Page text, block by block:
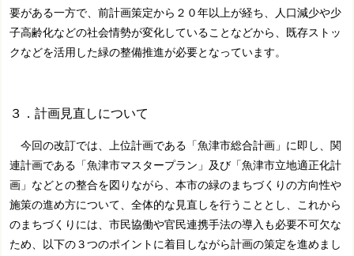
要がある一方で、前計画策定から２０年以上が経ち、人口減少や少
子高齢化などの社会情勢が変化していることなどから、既存ストッ
クなどを活用した緑の整備推進が必要となっています。
３．計画見直しについて
今回の改訂では、上位計画である「魚津市総合計画」に即し、関
連計画である「魚津市マスタープラン」及び「魚津市立地適正化計
画」などとの整合を図りながら、本市の緑のまちづくりの方向性や
施策の進め方について、全体的な見直しを行うこととし、これから
のまちづくりには、市民協働や官民連携手法の導入も必要不可欠な
ため、以下の３つのポイントに着目しながら計画の策定を進めまし